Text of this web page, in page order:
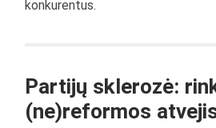
konkurentus.
Partijų sklerozė:
(ne)reformos